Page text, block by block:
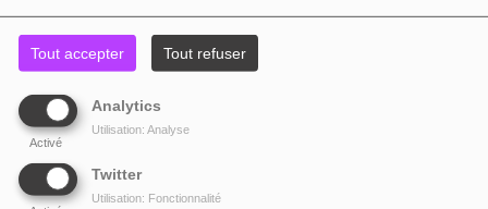
Tout accepter Tout refuser
Analytics
Activé
Utilisation: Analyse
Twitter
Utilisation: Fonctionnalité